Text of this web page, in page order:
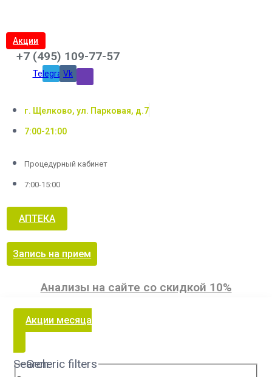
Акции
+7 (495) 109-77-57
TelegramVk
г. Щелково, ул. Парковая, д.7
7:00-21:00
Процедурный кабинет
7:00-15:00
АПТЕКА
Запись на прием
Анализы на сайте со скидкой 10%
Акции месяца
Search
Generic filters